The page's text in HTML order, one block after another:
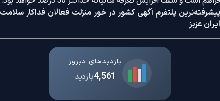
پیشرفته‌ترین پلتفرم آگهی کشور در خور منزلت فعالان فداکار سلامت
ایران عزیز
بازدیدهای دیروز
4,561بازدید